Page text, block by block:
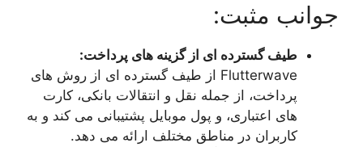
جوانب مثبت:
طیف گسترده ای از گزینه های پرداخت:
Flutterwave از طیف گسترده ای از روش های
پرداخت، از جمله نقل و انتقالات بانکی، کارت
های اعتباری، و پول موبایل پشتیبانی می کند و به
کاربران در مناطق مختلف ارائه می دهد.